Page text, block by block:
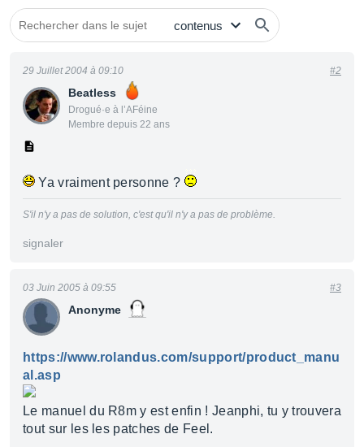
Beatless
Drogué·e à l’AFéine
Membre depuis 22 ans
29 Juillet 2004 à 09:10 #2
Ya vraiment personne ?
S'il n'y a pas de solution, c'est qu'il n'y a pas de problème.
signaler
Anonyme
03 Juin 2005 à 09:55 #3
https://www.rolandus.com/support/product_manu
al.asp
Le manuel du R8m y est enfin ! Jeanphi, tu y trouvera
tout sur les les patches de Feel.